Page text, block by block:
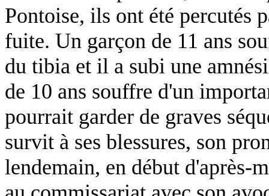
Pontoise, ils ont été percutés
fuite. Un garçon de 11 ans
du tibia et il a subi une
de 10 ans souffre d'un
pourrait garder de graves
survit à ses blessures, son
lendemain, en début d'après-